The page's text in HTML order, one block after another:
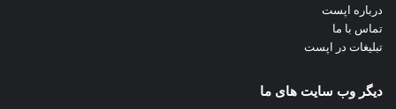
درباره اپست
تماس با ما
تبلیغات در اپست
دیگر وب سایت های ما